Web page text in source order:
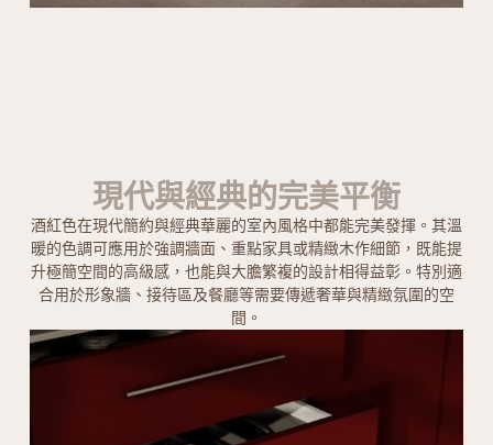
現代與經典的完美平衡
酒紅色在現代簡約與經典華麗的室內風格中都能完美發揮。其溫
暖的色調可應用於強調牆面、重點家具或精緻木作細節，既能提
升極簡空間的高級感，也能與大膽繁複的設計相得益彰。特別適
合用於形象牆、接待區及餐廳等需要傳遞奢華與精緻氛圍的空
間。